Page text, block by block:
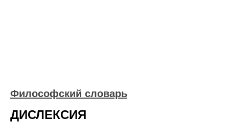
Философский словарь
ДИСЛЕКСИЯ